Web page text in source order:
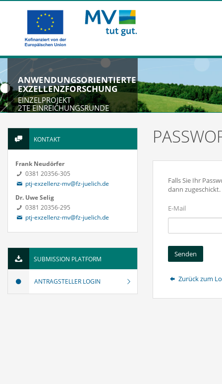
ANWENDUNGSORIENTIERTE
EXZELLENZFORSCHUNG
EINZELPROJEKT
2TE EINREICHUNGSRUNDE
KONTAKT
Frank Neudörfer
0381 20356-305
ptj-exzellenz-mv@fz-juelich.de
Dr. Uwe Selig
0381 20356-295
ptj-exzellenz-mv@fz-juelich.de
SUBMISSION PLATFORM
ANTRAGSTELLER LOGIN
Falls Sie Ihr
dann zugeschickt.
E-Mail
Senden
Zurück zum